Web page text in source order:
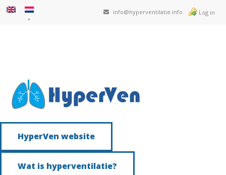
info@hyperventilatie.info Log in
HyperVen website
Wat is hyperventilatie?